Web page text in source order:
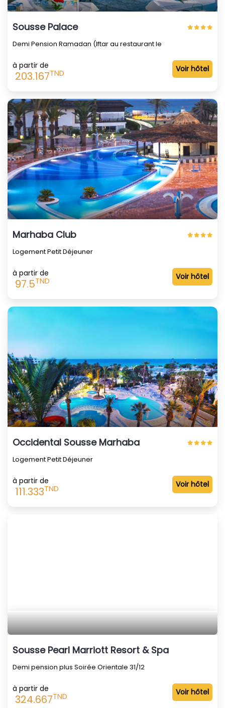
Sousse Palace
Demi Pension Ramadan (Iftar au restaurant le
à partir de
203.167TND Voir hôtel
Marhaba Club
Logement Petit Déjeuner
à partir de
97.5TND Voir hôtel
Occidental Sousse Marhaba
Logement Petit Déjeuner
à partir de
111.333TND Voir hôtel
Sousse Pearl Marriott Resort & Spa
Demi pension plus Soirée Orientale 31/12
à partir de
324.667TND Voir hôtel